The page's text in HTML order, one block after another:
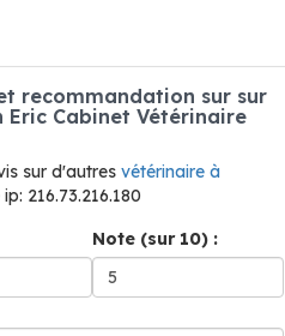
recommandation sur sur
Cabinet Vétérinaire
sur d'autres vétérinaire à
216.73.216.180
Note (sur 10) :